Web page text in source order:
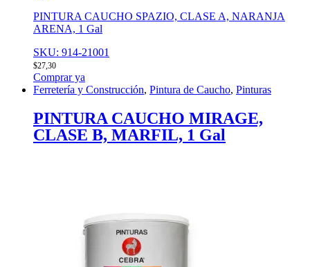
PINTURA CAUCHO SPAZIO, CLASE A, NARANJA
ARENA, 1 Gal
SKU: 914-21001
$27,30
Comprar ya
Ferretería y Construcción, Pintura de Caucho, Pinturas
PINTURA CAUCHO MIRAGE,
CLASE B, MARFIL, 1 Gal